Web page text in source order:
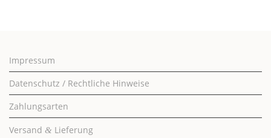
Impressum
Datenschutz / Rechtliche Hinweise
Zahlungsarten
Versand & Lieferung